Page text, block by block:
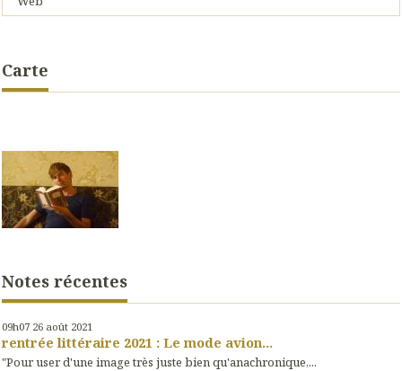
Carte
Notes récentes
09h07 26 août 2021
rentrée littéraire 2021 : Le mode avion...
"Pour user d'une image très juste bien qu'anachronique,...